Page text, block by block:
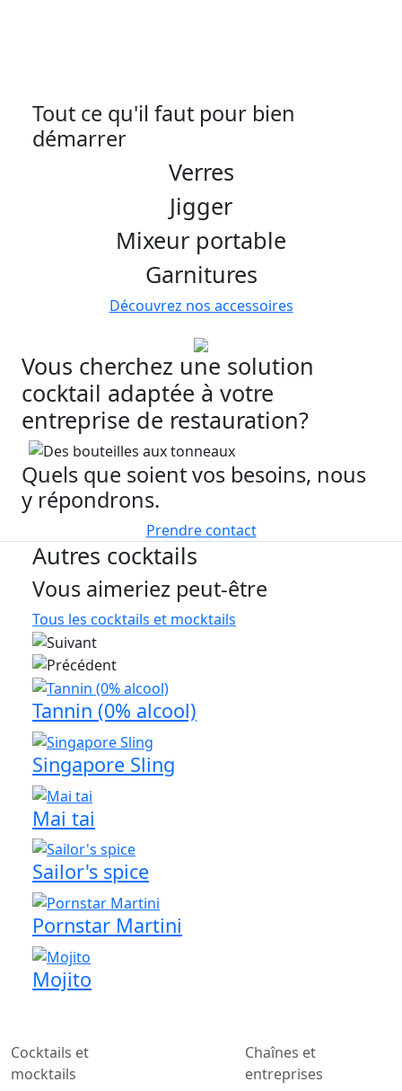
Tout ce qu'il faut pour bien
démarrer
Verres
Jigger
Mixeur portable
Garnitures
Découvrez nos accessoires
Vous cherchez une solution
cocktail adaptée à votre
entreprise de restauration?
Quels que soient vos besoins, nous
y répondrons.
Prendre contact
Autres cocktails
Vous aimeriez peut-être
Tous les cocktails et mocktails
Tannin (0% alcool)
Singapore Sling
Mai tai
Sailor's spice
Pornstar Martini
Mojito
Cocktails et
mocktails
Chaînes et
entreprises